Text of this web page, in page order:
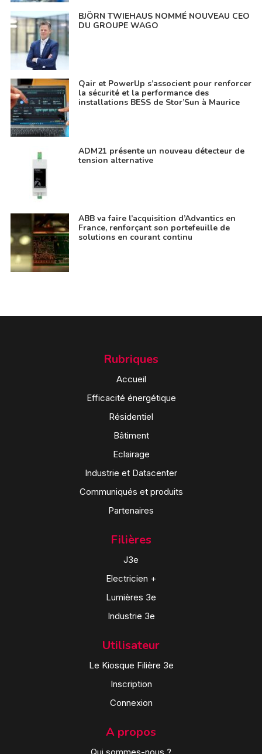
BJÖRN TWIEHAUS NOMMÉ NOUVEAU CEO
DU GROUPE WAGO
Qair et PowerUp s’associent pour renforcer
la sécurité et la performance des
installations BESS de Stor’Sun à Maurice
ADM21 présente un nouveau détecteur de
tension alternative
ABB va faire l’acquisition d’Advantics en
France, renforçant son portefeuille de
solutions en courant continu
Rubriques
Accueil
Efficacité énergétique
Résidentiel
Bâtiment
Eclairage
Industrie et Datacenter
Communiqués et produits
Partenaires
Filières
J3e
Electricien +
Lumières 3e
Industrie 3e
Utilisateur
Le Kiosque Filière 3e
Inscription
Connexion
A propos
Qui sommes-nous ?